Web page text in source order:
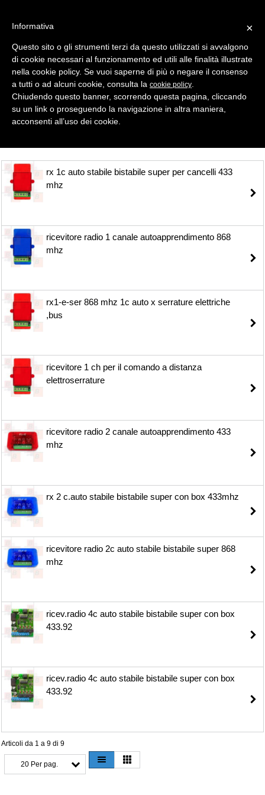
Selezione
TELECOMANDI - AUTOMAZIONE > RICEVITORI FISSO/ROLLING H
rx 1c auto stabile bistabile super per cancelli 433
mhz
ricevitore radio 1 canale autoapprendimento 868
mhz
rx1-e-ser 868 mhz 1c auto x serrature elettriche
,bus
ricevitore 1 ch per il comando a distanza
elettroserrature
ricevitore radio 2 canale autoapprendimento 433
mhz
rx 2 c.auto stabile bistabile super con box 433mhz
ricevitore radio 2c auto stabile bistabile super 868
mhz
ricev.radio 4c auto stabile bistabile super con box
433.92
ricev.radio 4c auto stabile bistabile super con box
433.92
Articoli da 1 a 9 di 9
20 Per pag.
×
Informativa
Questo sito o gli strumenti terzi da questo utilizzati si avvalgono
di cookie necessari al funzionamento ed utili alle finalità illustrate
nella cookie policy. Se vuoi saperne di più o negare il consenso
a tutti o ad alcuni cookie, consulta la cookie policy
Chiudendo questo banner, scorrendo questa pagina, cliccando
su un link o proseguendo la navigazione in altra maniera,
acconsenti all’uso dei cookie.